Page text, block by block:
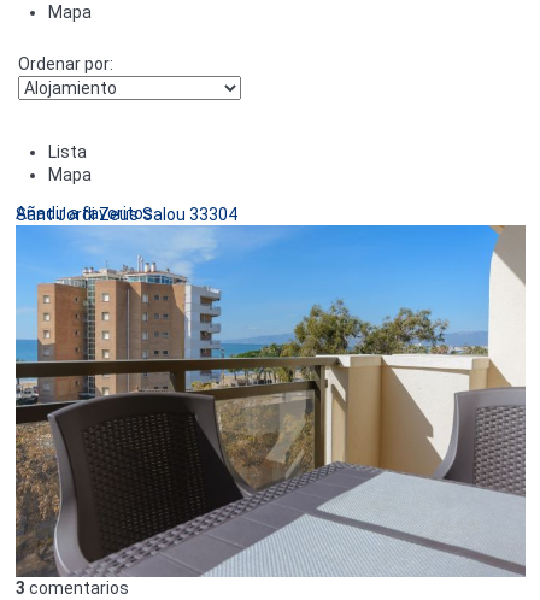
Mapa
Ordenar por:
Lista
Mapa
Sant Jordi Zeus Salou 33304
Añadir a favoritos
3 comentarios